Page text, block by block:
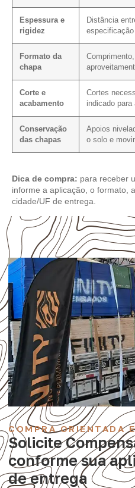
Espessura e
rigidez
Distância
Formato da
chapa
Corte e
acabamento
Cortes
indicado para
Conservação
das chapas
Apoios
o solo e
Dica de compra: para receber
informe a aplicação, o formato,
cidade/UF de entrega.
COMPRA ORIENTADA
Solicite
conforme sua
de entrega